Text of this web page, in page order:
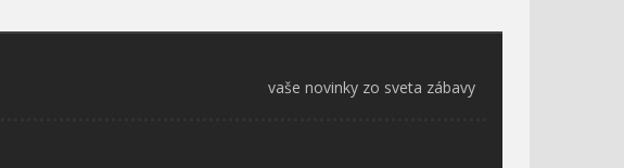
vaše novinky zo sveta zábavy